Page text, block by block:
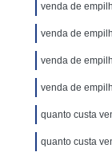
venda de
venda de
venda de
venda de
quanto custa
quanto custa